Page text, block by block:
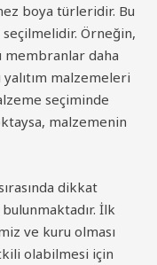
boya türleridir. Bu
Örneğin,
membranlar daha
malzemeleri
seçiminde
malzemenin
dikkat
İlk
ve kuru olması
olabilmesi için